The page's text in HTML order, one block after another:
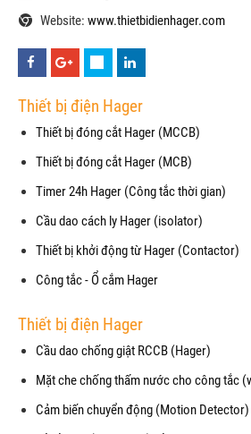
Website: www.thietbidienhager.com
Thiết bị điện Hager
Thiết bị đóng cắt Hager (MCCB)
Thiết bị đóng cắt Hager (MCB)
Timer 24h Hager (Công tắc thời gian)
Cầu dao cách ly Hager (isolator)
Thiết bị khởi động từ Hager (Contactor)
Công tắc - Ổ cắm Hager
Thiết bị điện Hager
Cầu dao chống giật RCCB (Hager)
Mặt che chống thấm nước cho công tắc
Cảm biến chuyển động (Motion Detector)